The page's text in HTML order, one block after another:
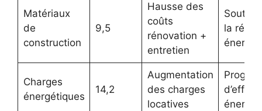
Matériaux
de
construction
9,5
Hausse des
coûts
rénovation +
entretien
la
Charges
énergétiques
14,2
Augmentation
des charges
locatives